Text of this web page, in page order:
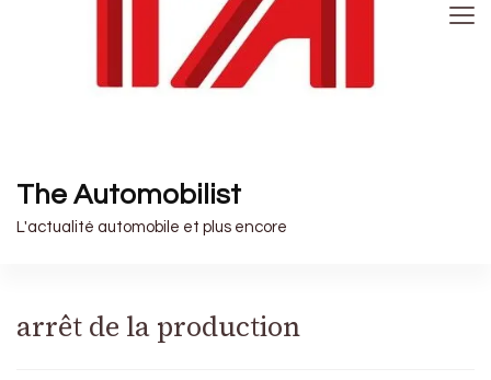
The Automobilist
L'actualité automobile et plus encore
arrêt de la production